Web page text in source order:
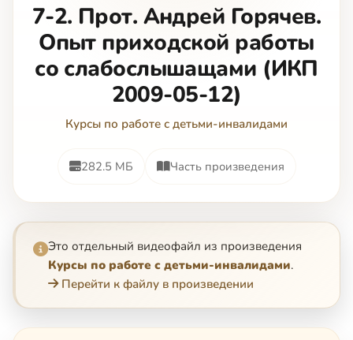
7-2. Прот. Андрей Горячев.
Опыт приходской работы
со слабослышащами (ИКП
2009-05-12)
Курсы по работе с детьми-инвалидами
282.5 МБ Часть произведения
Это отдельный видеофайл из произведения
Курсы по работе с детьми-инвалидами.
Перейти к файлу в произведении